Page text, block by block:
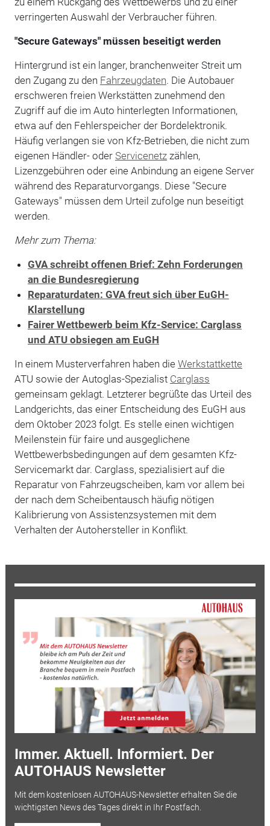
verringerten Auswahl der Verbraucher führen.
"Secure Gateways" müssen beseitigt werden
Hintergrund ist ein langer, branchenweiter Streit um
den Zugang zu den Fahrzeugdaten. Die Autobauer
erschweren freien Werkstätten zunehmend den
Zugriff auf die im Auto hinterlegten Informationen,
etwa auf den Fehlerspeicher der Bordelektronik.
Häufig verlangen sie von Kfz-Betrieben, die nicht zum
eigenen Händler- oder Servicenetzzählen,
Lizenzgebühren oder eine Anbindung an eigene Server
während des Reparaturvorgangs. Diese "Secure
Gateways" müssen dem Urteil zufolge nun beseitigt
werden.
Mehr zum Thema:
GVA schreibt offenen Brief: Zehn Forderungen
an die Bundesregierung
Reparaturdaten: GVA freut sich über EuGH-
Klarstellung
Fairer Wettbewerb beim Kfz-Service: Carglass
und ATU obsiegen am EuGH
In einem Musterverfahren haben die Werkstattkette
ATU sowie der Autoglas-Spezialist Carglass
gemeinsam geklagt. Letzterer begrüßte das Urteil des
Landgerichts, das einer Entscheidung des EuGH aus
dem Oktober 2023 folgt. Es stelle einen wichtigen
Meilenstein für faire und ausgeglichene
Wettbewerbsbedingungen auf dem gesamten Kfz-
Servicemarkt dar. Carglass, spezialisiert auf die
Reparatur von Fahrzeugscheiben, kam vor allem bei
der nach dem Scheibentausch häufig nötigen
Kalibrierung von Assistenzsystemen mit dem
Verhalten der Autohersteller in Konflikt.
Immer. Aktuell. Informiert. Der
AUTOHAUS Newsletter
Mit dem kostenlosen AUTOHAUS-Newsletter erhalten Sie die
wichtigsten News des Tages direkt in Ihr Postfach.